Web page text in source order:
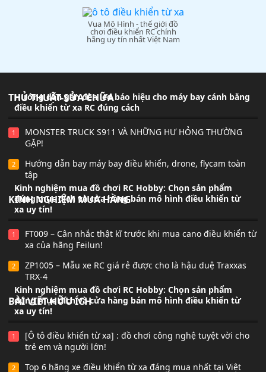
Vua Mô Hình - thế giới đồ
chơi điều khiển RC chính
hãng uy tín nhất Việt Nam
THỦ THUẬT-SỬA CHỮA
Hướng dẫn gắn đèn led báo hiệu cho máy bay cánh bằng
điều khiển từ xa RC đúng cách
1
MONSTER TRUCK S911 VÀ NHỮNG HƯ HỎNG THƯỜNG
GẶP!
2
Hướng dẫn bay máy bay điều khiển, drone, flycam toàn
tập
KINH NGHIỆM MUA HÀNG
Kinh nghiệm mua đồ chơi RC Hobby: Chọn sản phẩm
đúng mục đích và cửa hàng bán mô hình điều khiển từ
xa uy tín!
1
FT009 – Cân nhắc thật kĩ trước khi mua cano điều khiển từ
xa của hãng Feilun!
2
ZP1005 – Mẫu xe RC giá rẻ được cho là hậu duệ Traxxas
TRX-4
BÀI VIẾT HỮU ÍCH
Kinh nghiệm mua đồ chơi RC Hobby: Chọn sản phẩm
đúng mục đích và cửa hàng bán mô hình điều khiển từ
xa uy tín!
1
[Ô tô điều khiển từ xa] : đồ chơi công nghệ tuyệt vời cho
trẻ em và người lớn!
2 Top 6 hãng xe điều khiển từ xa đáng mua nhất tại Việt